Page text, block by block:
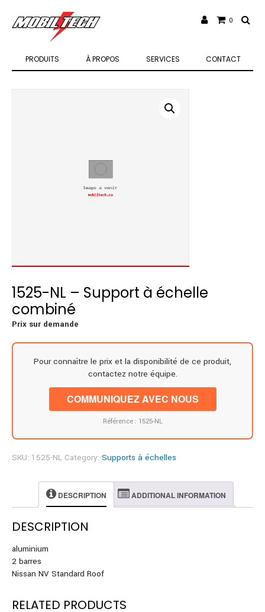
PRODUITS À PROPOS SERVICES CONTACT
0
1525-NL – Support à échelle
combiné
Prix sur demande
Pour connaître le prix et la disponibilité de ce produit,
contactez notre équipe.
COMMUNIQUEZ AVEC NOUS
Référence : 1525-NL
SKU: 1525-NL Category: Supports à échelles
DESCRIPTION ADDITIONAL INFORMATION
DESCRIPTION
aluminium
2 barres
Nissan NV Standard Roof
RELATED PRODUCTS